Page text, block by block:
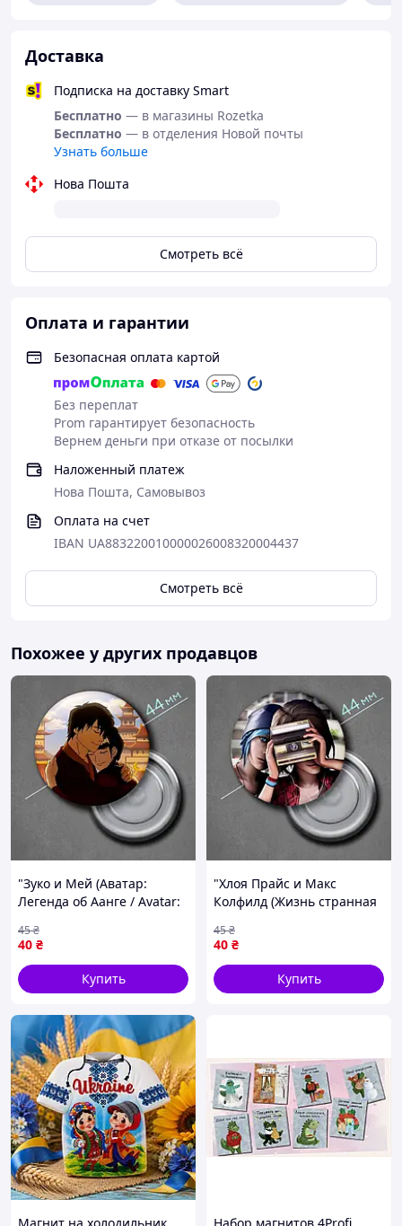
Доставка
Подписка на доставку Smart
Бесплатно — в магазины Rozetka
Бесплатно — в отделения Новой почты
Узнать больше
Нова Пошта
Смотреть всё
Оплата и гарантии
Безопасная оплата картой
Без переплат
Prom гарантирует безопасность
Вернем деньги при отказе от посылки
Наложенный платеж
Нова Пошта, Самовывоз
Оплата на счет
IBAN UA883220010000026008320004437
Смотреть всё
Похожее у других продавцов
"Зуко и Мей (Аватар:
Легенда об Аанге / Avatar:
магнит круглый Ø44 мм
40 ₴
45₴
Купить
"Хлоя Прайс и Макс
Колфилд (Жизнь странная
круглый Ø44 мм
40 ₴
45₴
Купить